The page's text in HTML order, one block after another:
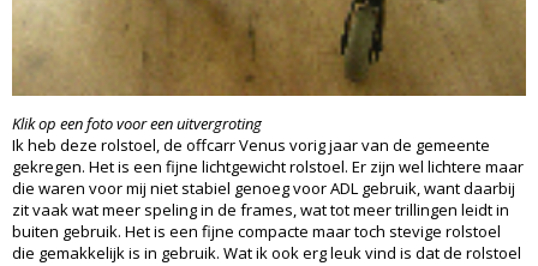
Klik op een foto voor een uitvergroting
Ik heb deze rolstoel, de offcarr Venus vorig jaar van de gemeente
gekregen. Het is een fijne lichtgewicht rolstoel. Er zijn wel lichtere maar
die waren voor mij niet stabiel genoeg voor ADL gebruik, want daarbij
zit vaak wat meer speling in de frames, wat tot meer trillingen leidt in
buiten gebruik. Het is een fijne compacte maar toch stevige rolstoel
die gemakkelijk is in gebruik. Wat ik ook erg leuk vind is dat de rolstoel